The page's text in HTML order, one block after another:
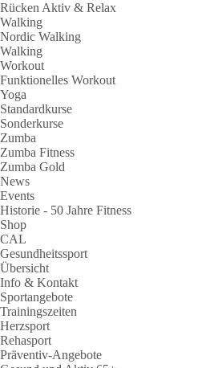
Rücken Aktiv & Relax
Walking
Nordic Walking
Walking
Workout
Funktionelles Workout
Yoga
Standardkurse
Sonderkurse
Zumba
Zumba Fitness
Zumba Gold
News
Events
Historie - 50 Jahre Fitness
Shop
CAL
Gesundheitssport
Übersicht
Info & Kontakt
Sportangebote
Trainingszeiten
Herzsport
Rehasport
Präventiv-Angebote